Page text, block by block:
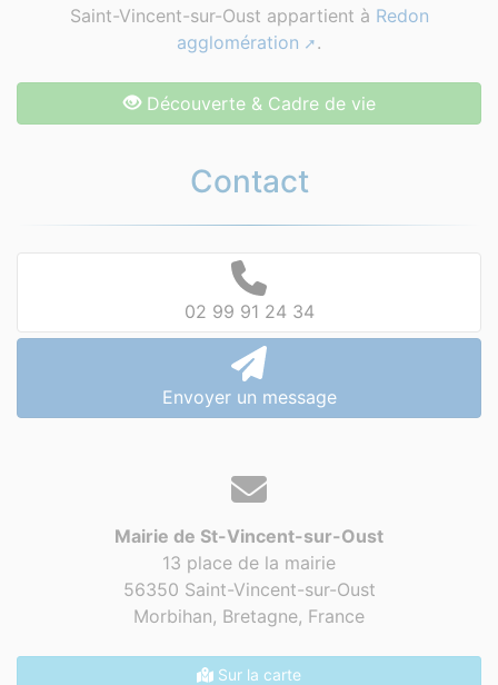
Saint-Vincent-sur-Oust appartient à Redon
agglomération
.
Découverte & Cadre de vie
Contact
02 99 91 24 34
Envoyer un message
Mairie de St-Vincent-sur-Oust
13 place de la mairie
56350 Saint-Vincent-sur-Oust
Morbihan, Bretagne, France
Sur la carte